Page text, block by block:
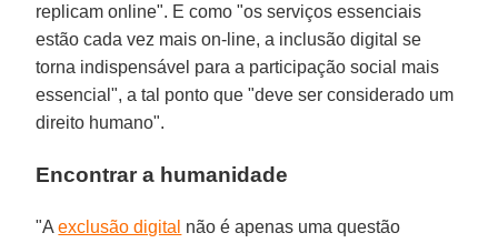
replicam online". E como "os serviços essenciais
estão cada vez mais on-line, a inclusão digital se
torna indispensável para a participação social mais
essencial", a tal ponto que "deve ser considerado um
direito humano".
Encontrar a humanidade
"Aexclusão digital não é apenas uma questão